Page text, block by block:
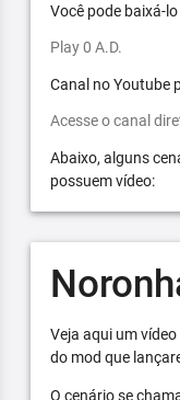
Você pode baixá-lo
Play 0 A.D.
Canal no Youtube
Acesse o canal
Abaixo, alguns
possuem vídeo:
Veja aqui um
do mod que
O cenário se